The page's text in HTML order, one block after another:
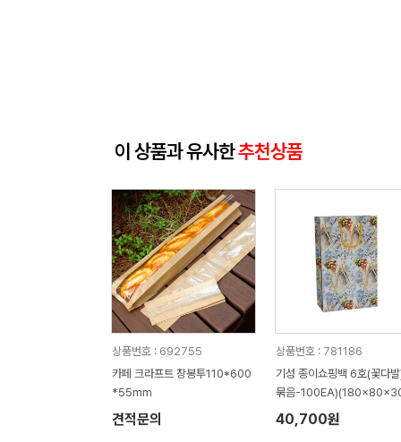
이 상품과 유사한추천상품
상품번호 : 692755
카페 크라프트 창봉투110*600
*55mm
견적문의
상품번호 : 781186
기성 종이쇼핑백 6호(꽃다
묶음-
mm)
40,700원